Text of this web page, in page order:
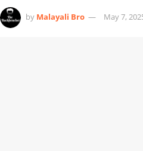
by Malayali Bro May 7,